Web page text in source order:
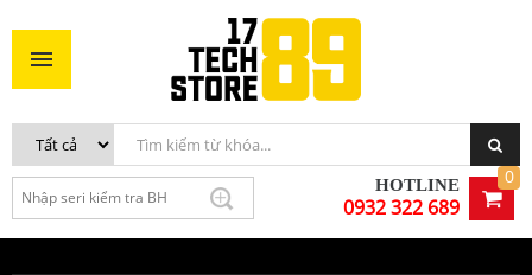
HOTLINE
0932 322 689
0